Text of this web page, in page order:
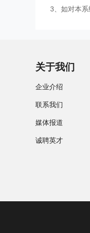
3、如对本
关于我们
企业介绍
联系我们
媒体报道
诚聘英才